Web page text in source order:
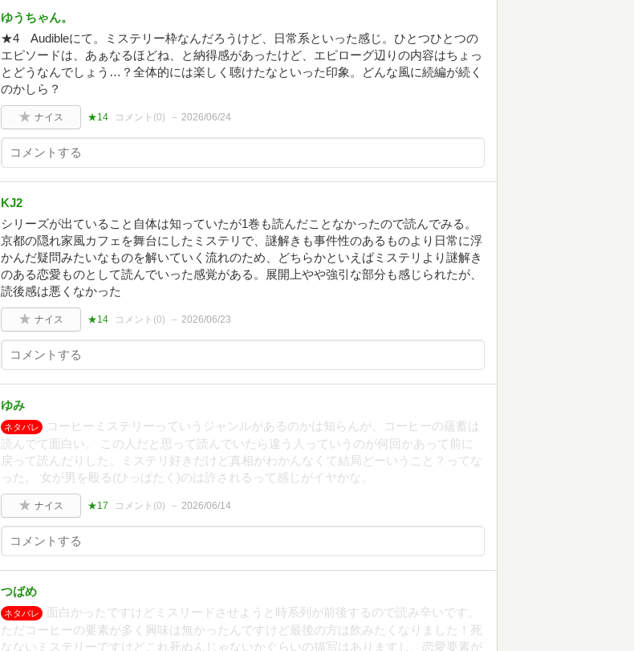
ゆうちゃん。
★4 Audibleにて。ミステリー枠なんだろうけど、日常系といった感じ。ひとつひとつの
エピソードは、あぁなるほどね、と納得感があったけど、エピローグ辺りの内容はちょっ
とどうなんでしょう…？全体的には楽しく聴けたなといった印象。どんな風に続編が続く
のかしら？
ナイス ★14 コメント(0) 2026/06/24
KJ2
シリーズが出ていること自体は知っていたが1巻も読んだことなかったので読んでみる。
京都の隠れ家風カフェを舞台にしたミステリで、謎解きも事件性のあるものより日常に浮
かんだ疑問みたいなものを解いていく流れのため、どちらかといえばミステリより謎解き
のある恋愛ものとして読んでいった感覚がある。展開上やや強引な部分も感じられたが、
読後感は悪くなかった
ナイス ★14 コメント(0) 2026/06/23
ゆみ
ネタバレ
コーヒーミステリーっていうジャンルがあるのかは知らんが、コーヒーの蘊蓄は
読んでて面白い。 この人だと思って読んでいたら違う人っていうのが何回かあって前に
戻って読んだりした。ミステリ好きだけど真相がわかんなくて結局どーいうこと？ってな
った。 女が男を殴る(ひっぱたく)のは許されるって感じがイヤかな。
ナイス ★17 コメント(0) 2026/06/14
つばめ
ネタバレ
面白かったですけどミスリードさせようと時系列が前後するので読み辛いです。
ただコーヒーの要素が多く興味は無かったんですけど最後の方は飲みたくなりました！死
なないミステリーですけどこれ死ぬんじゃないかぐらいの描写はありますし、恋愛要素が